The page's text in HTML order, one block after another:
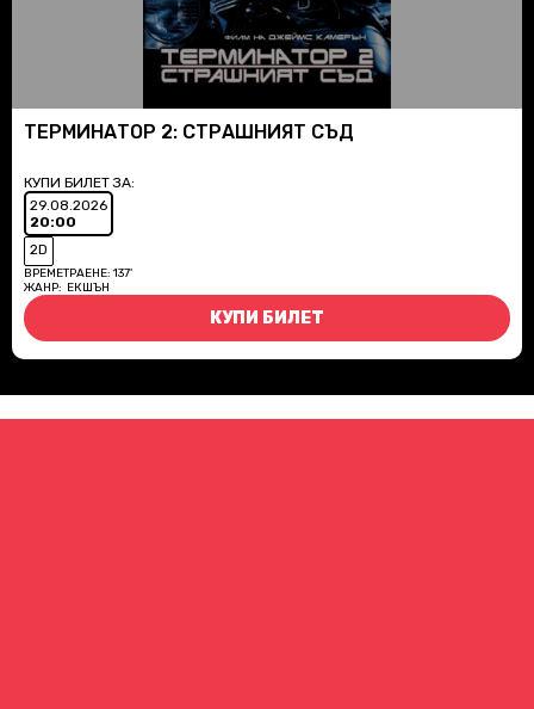
ТЕРМИНАТОР 2: СТРАШНИЯТ СЪД
КУПИ БИЛЕТ ЗА:
29.08.2026
20:00
2D
ВРЕМЕТРАЕНЕ: 137'
ЖАНР: ЕКШЪН
КУПИ БИЛЕТ